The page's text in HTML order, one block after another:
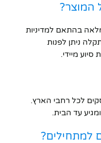
המוצר?
בהתאם למדיניות
ניתן לפנות
מיידי.
בין 2-5 ימי עסקים לכל רחבי הארץ.
עד הבית.
למתחילים?